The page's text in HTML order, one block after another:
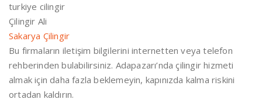
turkiye cilingir
Çilingir Ali
Sakarya Çilingir
Bu firmaların iletişim bilgilerini internetten veya telefon
rehberinden bulabilirsiniz. Adapazarı’nda çilingir hizmeti
almak için daha fazla beklemeyin, kapınızda kalma riskini
ortadan kaldırın.